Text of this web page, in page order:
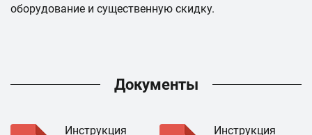
оборудование и существенную скидку.
Документы
Инструкция
Инструкция